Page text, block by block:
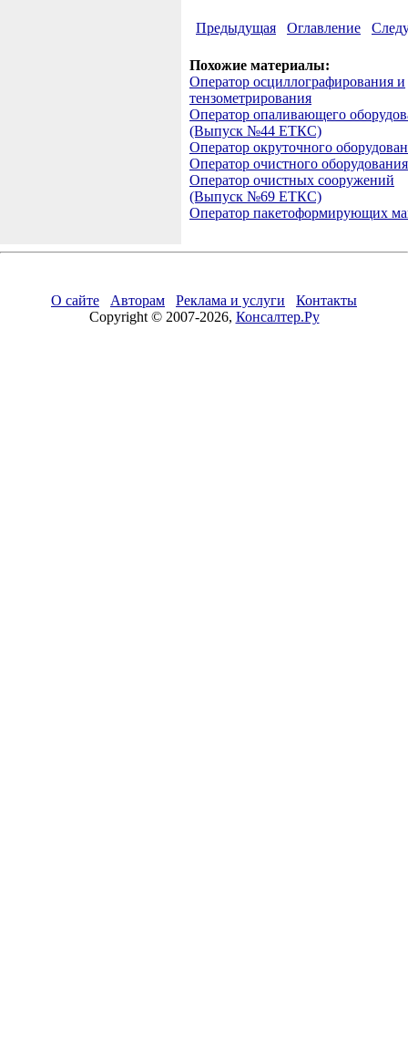
Предыдущая Оглавление
Похожие материалы:
Оператор осциллографирования и
тензометрирования
Оператор опаливающего
(Выпуск №44 ЕТКС)
Оператор окруточного
Оператор очистного оборудования
Оператор очистных сооружений
(Выпуск №69 ЕТКС)
Оператор пакетоформирующих
О сайте Авторам Реклама и услуги
Контакты
Copyright © 2007-2026, Консалтер.Ру